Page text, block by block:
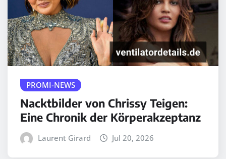
PROMI-NEWS
Nacktbilder von Chrissy Teigen:
Eine Chronik der Körperakzeptanz
Laurent Girard Jul 20, 2026